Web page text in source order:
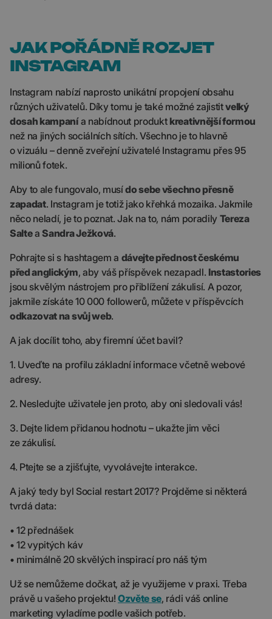
JAK POŘÁDNĚ ROZJET
INSTAGRAM
Instagram nabízí naprosto unikátní propojení obsahu
různých uživatelů. Díky tomu je také možné zajistitvelký
dosah kampanía nabídnout produkt kreativnější formou
než na jiných sociálních sítích. Všechno je to hlavně
o vizuálu – denně zveřejní uživatelé Instagramu přes 95
milionů fotek.
Aby to ale fungovalo, musído sebe všechno přesně
zapadat. Instagram je totiž jako křehká mozaika. Jakmile
něco neladí, je to poznat. Jak na to, nám poradily Tereza
SalteaSandra Ježková.
Pohrajte si s hashtagem a dávejte přednost českému
před anglickým, aby váš příspěvek nezapadl. Instastories
jsou skvělým nástrojem pro přiblížení zákulisí. A pozor,
jakmile získáte 10 000 followerů, můžete v příspěvcích
odkazovat na svůj web.
A jak docílit toho, aby firemní účet bavil?
1. Uveďte na profilu základní informace včetně webové
adresy.
2. Nesledujte uživatele jen proto, aby oni sledovali vás!
3. Dejte lidem přidanou hodnotu – ukažte jim věci
ze zákulisí.
4. Ptejte se a zjišťujte, vyvolávejte interakce.
A jaký tedy byl Social restart 2017? Projděme si některá
tvrdá data:
• 12 přednášek
• 12 vypitých káv
• minimálně 20 skvělých inspirací pro náš tým
Už se nemůžeme dočkat, až je využijeme v praxi. Třeba
právě u vašeho projektu! Ozvěte se, rádi váš online
marketing vyladíme podle vašich potřeb.